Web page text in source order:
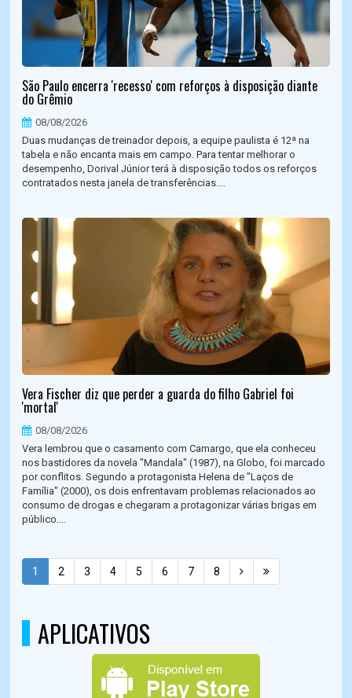
São Paulo encerra 'recesso' com reforços à disposição diante
do Grêmio
08/08/2026
Duas mudanças de treinador depois, a equipe paulista é 12ª na
tabela e não encanta mais em campo. Para tentar melhorar o
desempenho, Dorival Júnior terá à disposição todos os reforços
contratados nesta janela de transferências....
Vera Fischer diz que perder a guarda do filho Gabriel foi
'mortal'
08/08/2026
Vera lembrou que o casamento com Camargo, que ela conheceu
nos bastidores da novela "Mandala" (1987), na Globo, foi marcado
por conflitos. Segundo a protagonista Helena de "Laços de
Família" (2000), os dois enfrentavam problemas relacionados ao
consumo de drogas e chegaram a protagonizar várias brigas em
público....
1 2 3 4 5 6 7 8
APLICATIVOS